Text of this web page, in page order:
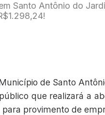
Santo Antônio do
de Santo
que realizará a
provimento de